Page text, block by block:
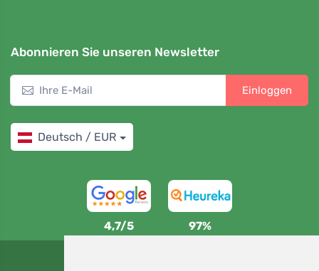
Abonnieren Sie unseren Newsletter
Einloggen
Deutsch / EUR
4,7/5 97%